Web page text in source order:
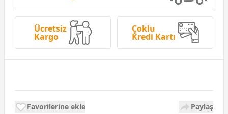
Ücretsiz
Kargo
Çoklu
Kredi Kartı
Favorilerine ekle Paylaş